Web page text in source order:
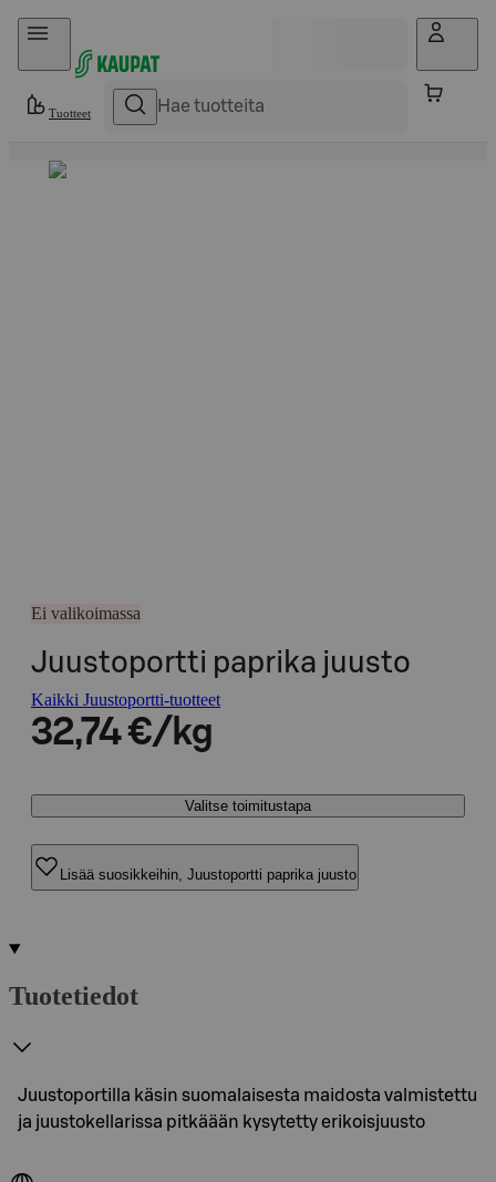
Hyppää sisältöön
Tuotteet
Ei valikoimassa
Juustoportti paprika juusto
Kaikki Juustoportti-tuotteet
32,74 €/kg
Valitse toimitustapa
Lisää suosikkeihin, Juustoportti paprika juusto
Tuotetiedot
Juustoportilla käsin suomalaisesta maidosta valmistettu
ja juustokellarissa pitkäään kysytetty erikoisjuusto